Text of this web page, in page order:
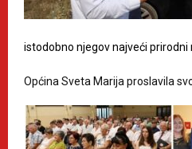
istodobno njegov najveći prirodni
Općina Sveta Marija proslavila